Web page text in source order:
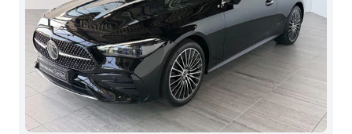
BTW (aftrekbaar) / Marge (BTW niet aftrekbaar)expand_more
Merk & Model
Mercedes-Benz close
Prijs